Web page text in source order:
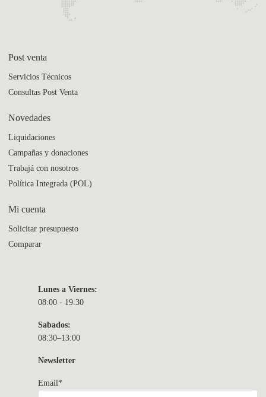
Post venta
Servicios Técnicos
Consultas Post Venta
Novedades
Liquidaciones
Campañas y donaciones
Trabajá con nosotros
Política Integrada (POL)
Mi cuenta
Solicitar presupuesto
Comparar
Lunes a Viernes:
08:00 - 19.30
Sabados:
08:30–13:00
Newsletter
Email*